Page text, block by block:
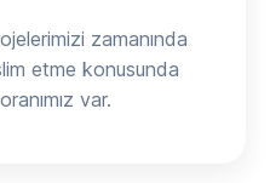
zamanında
etme konusunda
var.